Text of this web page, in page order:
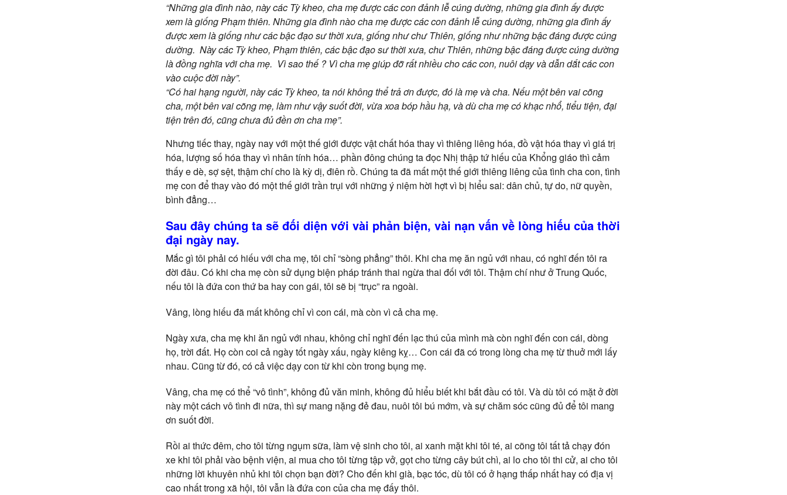
“Những gia đình nào, này các Tỳ kheo, cha mẹ được các con đảnh lễ cúng dường, những gia đình ấy được
xem là giống Phạm thiên. Những gia đình nào cha mẹ được các con đảnh lễ cúng dường, những gia đình ấy
được xem là giống như các bậc đạo sư thời xưa, giống như chư Thiên, giống như những bậc đáng được cúng
dường. Này các Tỳ kheo, Phạm thiên, các bậc đạo sư thời xưa, chư Thiên, những bậc đáng được cúng dường
là đồng nghĩa với cha mẹ. Vì sao thế ? Vì cha mẹ giúp đỡ rất nhiều cho các con, nuôi dạy và dẫn dắt các con
vào cuộc đời này”.
“Có hai hạng người, này các Tỳ kheo, ta nói không thể trả ơn được, đó là mẹ và cha. Nếu một bên vai cõng
cha, một bên vai cõng mẹ, làm như vậy suốt đời, vừa xoa bóp hầu hạ, và dù cha mẹ có khạc nhổ, tiểu tiện, đại
tiện trên đó, cũng chưa đủ đền ơn cha mẹ”.
Nhưng tiếc thay, ngày nay với một thế giới được vật chất hóa thay vì thiêng liêng hóa, đồ vật hóa thay vì giá trị
hóa, lượng số hóa thay vì nhân tính hóa… phần đông chúng ta đọc Nhị thập tứ hiếu của Khổng giáo thì cảm
thấy e dè, sợ sệt, thậm chí cho là kỳ dị, điên rồ. Chúng ta đã mất một thế giới thiêng liêng của tình cha con, tình
mẹ con để thay vào đó một thế giới trần trụi với những ý niệm hời hợt vì bị hiểu sai: dân chủ, tự do, nữ quyền,
bình đẳng…
Sau đây chúng ta sẽ đối diện với vài phản biện, vài nạn vấn về lòng hiếu của thời
đại ngày nay.
Mắc gì tôi phải có hiếu với cha mẹ, tôi chỉ “sòng phẳng” thôi. Khi cha mẹ ăn ngủ với nhau, có nghĩ đến tôi ra
đời đâu. Có khi cha mẹ còn sử dụng biện pháp tránh thai ngừa thai đối với tôi. Thậm chí như ở Trung Quốc,
nếu tôi là đứa con thứ ba hay con gái, tôi sẽ bị “trục” ra ngoài.
Vâng, lòng hiếu đã mất không chỉ vì con cái, mà còn vì cả cha mẹ.
Ngày xưa, cha mẹ khi ăn ngủ với nhau, không chỉ nghĩ đến lạc thú của mình mà còn nghĩ đến con cái, dòng
họ, trời đất. Họ còn coi cả ngày tốt ngày xấu, ngày kiêng kỵ… Con cái đã có trong lòng cha mẹ từ thuở mới lấy
nhau. Cũng từ đó, có cả việc dạy con từ khi còn trong bụng mẹ.
Vâng, cha mẹ có thể “vô tình”, không đủ văn minh, không đủ hiểu biết khi bắt đầu có tôi. Và dù tôi có mặt ở đời
này một cách vô tình đi nữa, thì sự mang nặng đẻ đau, nuôi tôi bú mớm, và sự chăm sóc cũng đủ để tôi mang
ơn suốt đời.
Rồi ai thức đêm, cho tôi từng ngụm sữa, làm vệ sinh cho tôi, ai xanh mặt khi tôi té, ai cõng tôi tất tả chạy đón
xe khi tôi phải vào bệnh viện, ai mua cho tôi từng tập vở, gọt cho từng cây bút chì, ai lo cho tôi thi cử, ai cho tôi
những lời khuyên nhủ khi tôi chọn bạn đời? Cho đến khi già, bạc tóc, dù tôi có ở hạng thấp nhất hay có địa vị
cao nhất trong xã hội, tôi vẫn là đứa con của cha mẹ đấy thôi.